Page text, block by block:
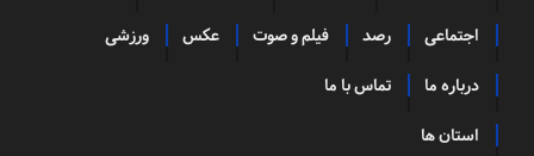
اجتماعی رصد فیلم و صوت عکس ورزشی
درباره ما تماس با ما
استان ها